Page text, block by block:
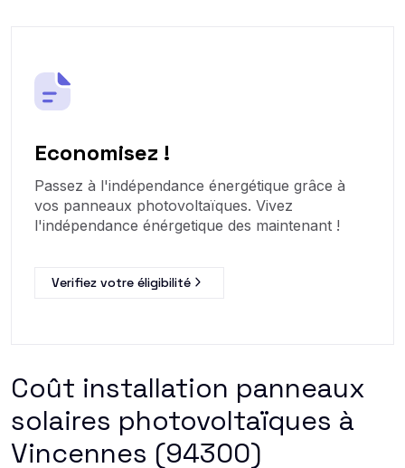
Economisez !
Passez à l'indépendance énergétique grâce à
vos panneaux photovoltaïques. Vivez
l'indépendance énérgetique des maintenant !
Verifiez votre éligibilité
Coût installation panneaux
solaires photovoltaïques à
Vincennes (94300)